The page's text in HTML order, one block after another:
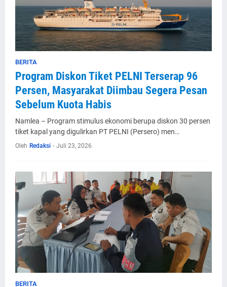
BERITA
Program Diskon Tiket PELNI Terserap 96
Persen, Masyarakat Diimbau Segera Pesan
Sebelum Kuota Habis
Namlea – Program stimulus ekonomi berupa diskon 30 persen
tiket kapal yang digulirkan PT PELNI (Persero) men…
Oleh Redaksi - Juli 23, 2026
BERITA